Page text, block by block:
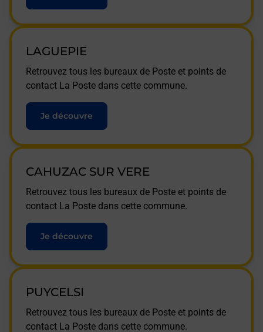
LAGUEPIE
Retrouvez tous les bureaux de Poste et points de
contact La Poste dans cette commune.
Je découvre
CAHUZAC SUR VERE
Retrouvez tous les bureaux de Poste et points de
contact La Poste dans cette commune.
Je découvre
PUYCELSI
Retrouvez tous les bureaux de Poste et points de
contact La Poste dans cette commune.